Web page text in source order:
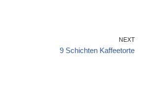
NEXT
9 Schichten Kaffeetorte